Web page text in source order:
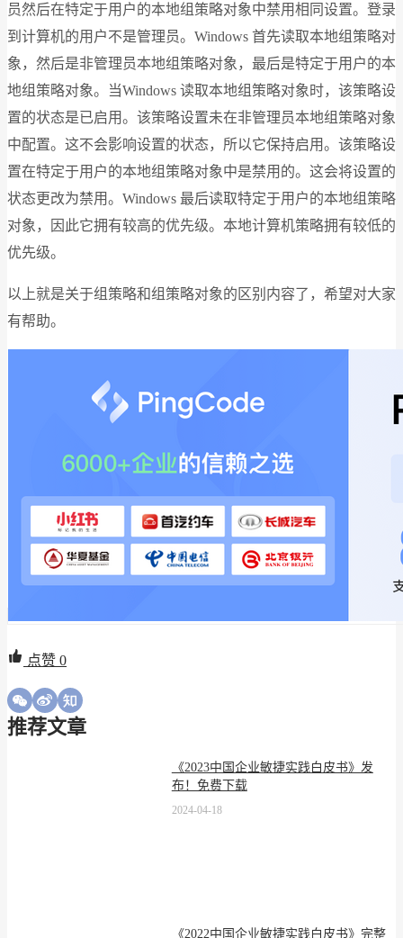
员然后在特定于用户的本地组策略对象中禁用相同设置。登录
到计算机的用户不是管理员。Windows 首先读取本地组策略对
象，然后是非管理员本地组策略对象，最后是特定于用户的本
地组策略对象。当Windows 读取本地组策略对象时，该策略设
置的状态是已启用。该策略设置未在非管理员本地组策略对象
中配置。这不会影响设置的状态，所以它保持启用。该策略设
置在特定于用户的本地组策略对象中是禁用的。这会将设置的
状态更改为禁用。Windows 最后读取特定于用户的本地组策略
对象，因此它拥有较高的优先级。本地计算机策略拥有较低的
优先级。
以上就是关于组策略和组策略对象的区别内容了，希望对大家
有帮助。
点赞 0
推荐文章
《2023中国企业敏捷实践白皮书》发
布！免费下载
2024-04-18
《2022中国企业敏捷实践白皮书》完整